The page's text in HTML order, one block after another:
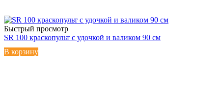
Быстрый просмотр
SR 100 краскопульт с удочкой и валиком 90 см
В корзину